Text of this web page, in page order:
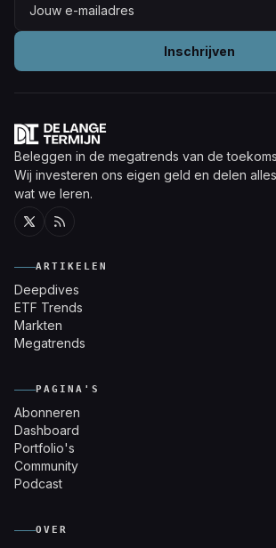
Inschrijven
Beleggen in de megatrends van de
Wij investeren ons eigen geld en delen alles
wat we leren.
ARTIKELEN
Deepdives
ETF Trends
Markten
Megatrends
PAGINA'S
Abonneren
Dashboard
Portfolio's
Community
Podcast
OVER